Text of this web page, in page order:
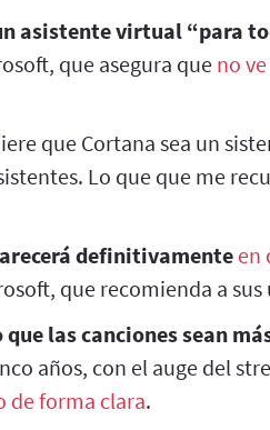
asistente virtual “para
que asegura que no
que Cortana sea un
Lo que que me
definitivamenteen
que recomienda a sus
las canciones sean
años, con el auge del
de forma clara.